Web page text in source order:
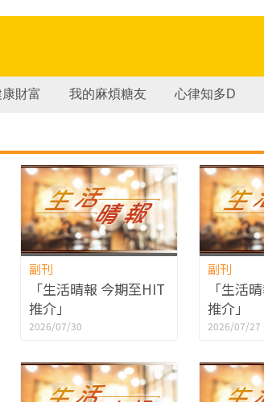
財富 我的麻煩糖友 心律知多D
副刊
「生活晴報 今期至HIT
推介」
2026/07/30
副刊
「生活
推介」
2026/07/27